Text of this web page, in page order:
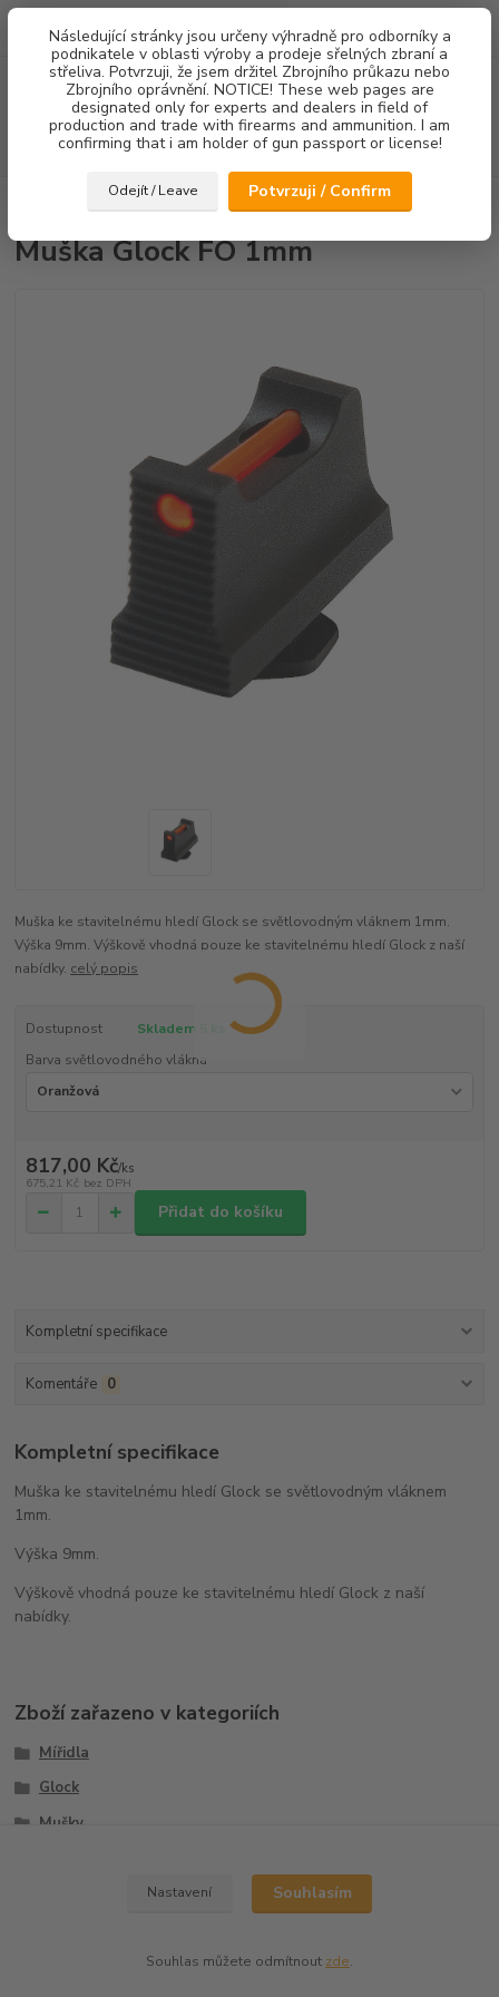
Následující stránky jsou určeny výhradně pro odborníky a
podnikatele v oblasti výroby a prodeje sřelných zbraní a
střeliva. Potvrzuji, že jsem držitel Zbrojního průkazu nebo
Zbrojního oprávnění. NOTICE! These web pages are
designated only for experts and dealers in field of
production and trade with firearms and ammunition. I am
confirming that i am holder of gun passport or license!
Odejít / Leave Potvrzuji / Confirm
Menu
Hledat
za0,00 Kč
Muška Glock FO 1mm
Muška Glock FO 1mm
Muška ke stavitelnému hledí Glock se světlovodným vláknem 1mm.
Výška 9mm. Výškově vhodná pouze ke stavitelnému hledí Glock z naší
nabídky. celý popis
Dostupnost
Skladem 5 ks
Barva světlovodného vlákna
817,00 Kč/ks
675,21 Kč bez DPH
Přidat do košíku
Kompletní specifikace
Komentáře 0
Kompletní specifikace
Muška ke stavitelnému hledí Glock se světlovodným vláknem
1mm.
Výška 9mm.
Výškově vhodná pouze ke stavitelnému hledí Glock z naší
nabídky.
Zboží zařazeno v kategoriích
Mířidla
Glock
Mušky
Nastavení Souhlasím
Souhlas můžete odmítnout zde.